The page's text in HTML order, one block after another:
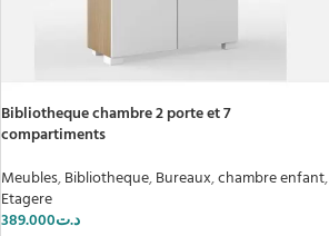
Bibliotheque chambre 2 porte et 7
compartiments
Meubles,Bibliotheque,Bureaux,chambre enfant,
Etagere
د.ت389.000